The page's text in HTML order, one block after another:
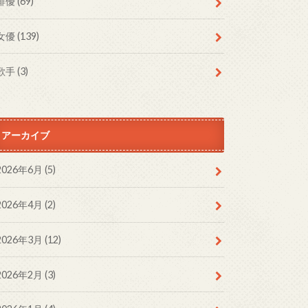
優(139)
手(3)
アーカイブ
年6月 (5)
年4月 (2)
年3月 (12)
年2月 (3)